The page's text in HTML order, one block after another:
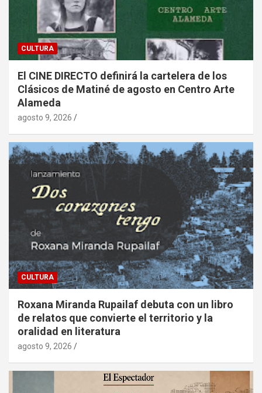
CULTURA
El CINE DIRECTO definirá la cartelera de los
Clásicos de Matiné de agosto en Centro Arte
Alameda
agosto 9, 2026
CULTURA
Roxana Miranda Rupailaf debuta con un libro
de relatos que convierte el territorio y la
oralidad en literatura
agosto 9, 2026